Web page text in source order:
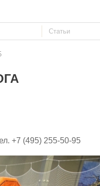
+7 (495) 255-50-95